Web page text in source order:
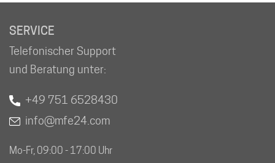
SERVICE
Telefonischer Support
und Beratung unter:
+49 751 6528430
info@mfe24.com
Mo-Fr, 09:00 - 17:00 Uhr